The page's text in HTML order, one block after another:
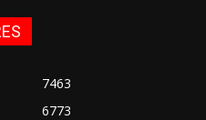
7463
6773